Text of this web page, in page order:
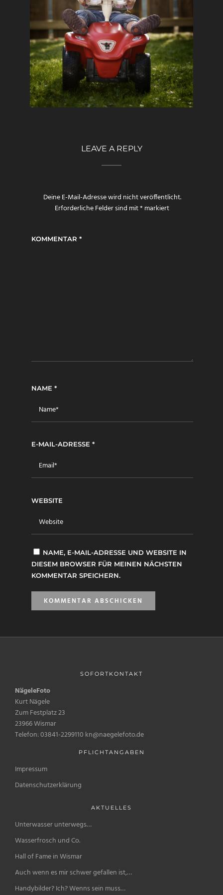
LEAVE A REPLY
Deine E-Mail-Adresse wird nicht veröffentlicht.
Erforderliche Felder sind mit*markiert
KOMMENTAR *
NAME *
E-MAIL-ADRESSE *
WEBSITE
NAME, E-MAIL-ADRESSE UND WEBSITE IN
DIESEM BROWSER FÜR MEINEN NÄCHSTEN
KOMMENTAR SPEICHERN.
SOFORTKONTAKT
NägeleFoto
Kurt Nägele
Zum Festplatz 23
23966 Wismar
Telefon: 03841-2299110 kn@naegelefoto.de
PFLICHTANGABEN
Impressum
Datenschutzerklärung
AKTUELLES
Unterwasser unterwegs…
Wasserfrosch und Co.
Hall of Fame in Wismar
Auch wenn es mir schwer gefallen ist,…
Handybilder? Ich? Wenns sein muss…